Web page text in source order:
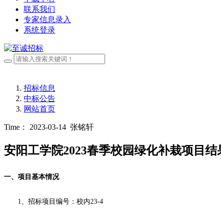
联系我们
专家信息录入
系统登录
招标信息
中标公告
网站首页
Time： 2023-03-14 张铭轩
安阳工学院2023春季校园绿化补栽项目结
一、项目基本情况
1、 招标项目编号： 校内23-4